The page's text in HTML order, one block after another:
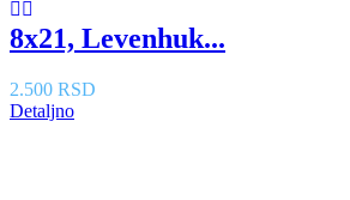
8x21, Levenhuk...
2.500 RSD
Detaljno